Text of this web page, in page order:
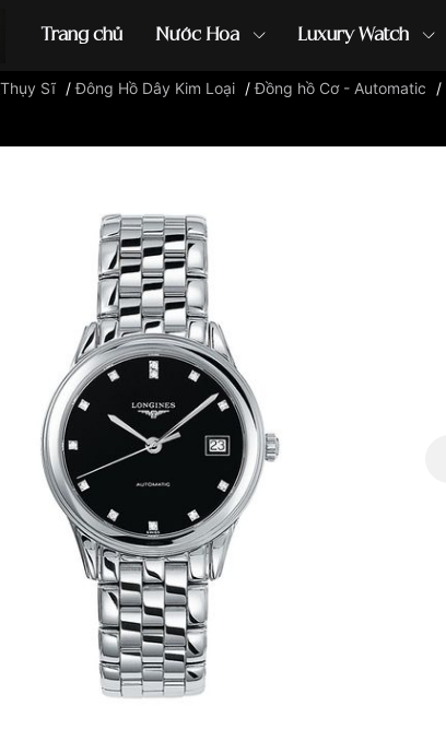
Trang chủ Nước Hoa Luxury Watch
Đồng hồ casio đồng hồ G-Shock đồng hồ Orient
Sĩ /Đông Hồ Dây Kim Loại /Đồng hồ Cơ - Automatic /